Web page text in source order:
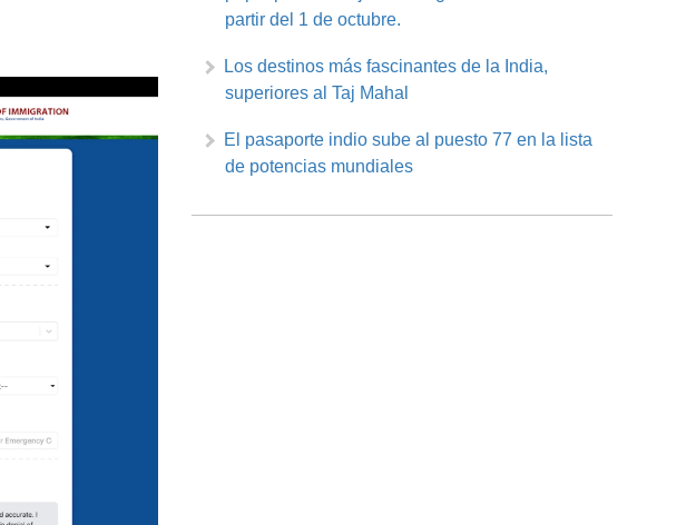
partir del 1 de octubre.
Los destinos más fascinantes de la India,
superiores al Taj Mahal
El pasaporte indio sube al puesto 77 en la lista
de potencias mundiales